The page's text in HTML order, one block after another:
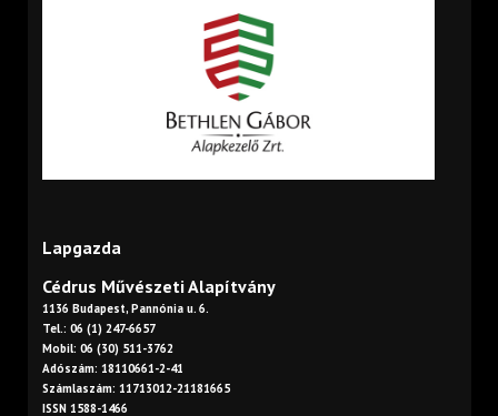
Lapgazda
Cédrus Művészeti Alapítvány
1136 Budapest, Pannónia u. 6.
Tel.: 06 (1) 247-6657
Mobil: 06 (30) 511-3762
Adószám: 18110661-2-41
Számlaszám: 11713012-21181665
ISSN 1588-1466